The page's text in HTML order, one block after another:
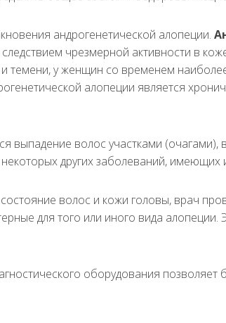
андрогенетической алопеции.
чрезмерной активности в
темени, у женщин со временем
алопеции является
выпадение волос участками (очагами),
других заболеваний,
волос и кожи головы, врач
для того или иного вида
оборудования